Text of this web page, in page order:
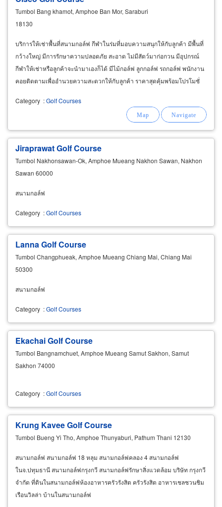
Tumbol Bang khamot, Amphoe Ban Mor, Saraburi
18130
บริการให้เช่าพื้นที่สนามกอล์ฟ กีฬาในร่มที่มอบความสนุกให้กับลูกค้า มีพื้นที่
กว้างใหญ่ มีการรักษาความปลอดภัย สะอาด ไม่มีสัตว์มาก่อกวน มีอุปกรณ์
กีฬาให้เช่าหรือลูกค้าจะนำมาเองก็ได้ มีไม้กอล์ฟ ลูกกอล์ฟ รถกอล์ฟ พนักงาน
คอยติดตามเพื่ออำนวยความสะดวกให้กับลูกค้า ราคาสุดคุ้มพร้อมโปรโมชั่
Category :Golf Courses
Jiraprawat Golf Course
Tumbol Nakhonsawan-Ok, Amphoe Mueang Nakhon Sawan, Nakhon
Sawan 60000
สนามกอล์ฟ
Category :Golf Courses
Lanna Golf Course
Tumbol Changphueak, Amphoe Mueang Chiang Mai, Chiang Mai
50300
สนามกอล์ฟ
Category :Golf Courses
Ekachai Golf Course
Tumbol Bangnamchuet, Amphoe Mueang Samut Sakhon, Samut
Sakhon 74000
Category :Golf Courses
Krung Kavee Golf Course
Tumbol Bueng Yi Tho, Amphoe Thunyaburi, Pathum Thani 12130
สนามกอล์ฟ สนามกอล์ฟ 18 หลุม สนามกอล์ฟคลอง 4 สนามกอล์ฟ
ในจ.ปทุมธานี สนามกอล์ฟกรุงกวี สนามกอล์ฟรักษาสิ่งแวดล้อม บริษัท กรุงกวี
จำกัด ที่ดินในสนามกอล์ฟห้องอาหารครัวรังสิต ครัวรังสิต อาหารเชลชวนชิม
เรือนวิลล่า บ้านในสนามกอล์ฟ